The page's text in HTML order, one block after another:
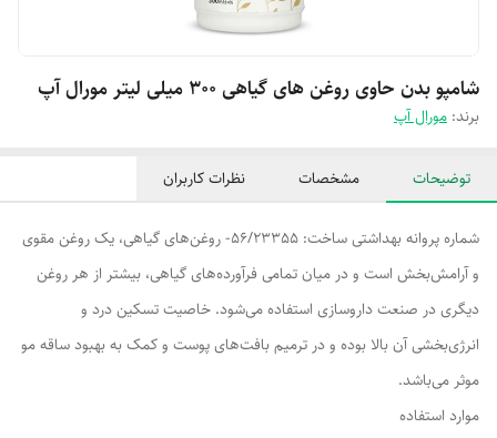
شامپو بدن حاوی روغن های گیاهی ۳۰۰ میلی لیتر مورال آپ
برند: مورال آپ
توضیحات مشخصات نظرات کاربران
شماره پروانه بهداشتی ساخت: 56/23355- روغن‌های گیاهی، یک روغن مقوی
و آرامش‌بخش است و در میان تمامی فرآورده‌های گیاهی، بیشتر از هر روغن
دیگری در صنعت داروسازی استفاده می‌شود. خاصیت تسکین درد و
انرژی‌بخشی آن بالا بوده و در ترمیم بافت‌های پوست و کمک به بهبود ساقه مو
موثر می‌باشد.
موارد استفاده